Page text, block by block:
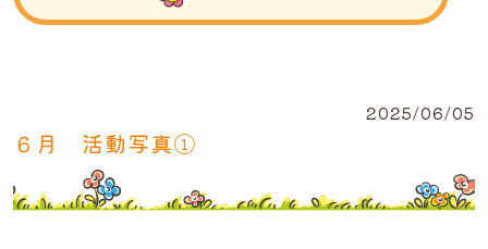
2025/06/05
６月 活動写真①